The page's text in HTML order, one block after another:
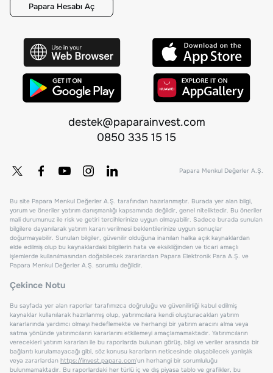
Papara Hesabı Aç
destek@paparainvest.com
0850 335 15 15
Papara Menkul Değerler A.Ş.
Bu site Papara Menkul Değerler A.Ş. tarafından hazırlanmıştır. Burada yer alan bilgi,
yorum ve öneriler yatırım danışmanlığı kapsamında değildir, genel niteliktedir. Bu öneriler
mali durumunuz ile risk ve getiri tercihlerinize uygun olmayabilir. Sadece burada sunulan
bilgilere dayanılarak yatırım kararı verilmesi beklentilerinize uygun sonuçlar
doğurmayabilir. Sunulan bilgiler, güvenilir olduğuna inanılan halka açık kaynaklardan
elde edilmiş olup bu kaynaklardaki bilgilerin hata ve eksikliğinden ve ticari amaçlı
işlemlerde kullanılmasından doğabilecek zararlardan Papara Elektronik Para A.Ş. ve
Papara Menkul Değerler A.Ş. sorumlu değildir.
Çekince Notu
Bu sayfada yer alan raporlar tarafımızca doğruluğu ve güvenilirliği kabul edilmiş
kaynaklar kullanılarak hazırlanmış olup, yatırımcılara kendi oluşturacakları yatırım
kararlarında yardımcı olmayı hedeflemekte ve herhangi bir yatırım aracını alma veya
satma yönünde yatırımcıların kararlarını etkilemeyi amaçlamamaktadır. Yatırımcıların
verecekleri yatırım kararları ile bu raporlarda bulunan görüş, bilgi ve veriler arasında bir
bağlantı kurulamayacağı gibi, söz konusu kararların neticesinde oluşabilecek yanlışlık
veya zararlardan https://invest.papara.com'un herhangi bir sorumluluğu
bulunmamaktadır. Bu raporlardaki her türlü iç ve dış piyasa tablo ve grafikler, bu